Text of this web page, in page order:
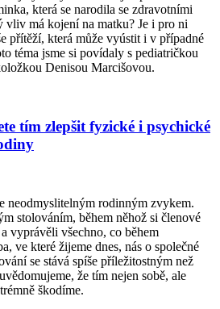
která se narodila se zdravotními
vliv má kojení na matku? Je i pro ni
přítěží, která může vyústit i v případné
téma jsme si povídaly s pediatričkou
Denisou Marcišovou.
tím zlepšit fyzické i psychické
neodmyslitelným rodinným zvykem.
stolováním, během něhož si členové
vyprávěli všechno, co během
ve které žijeme dnes, nás o společné
se stává spíše příležitostným než
že tím nejen sobě, ale
škodíme.